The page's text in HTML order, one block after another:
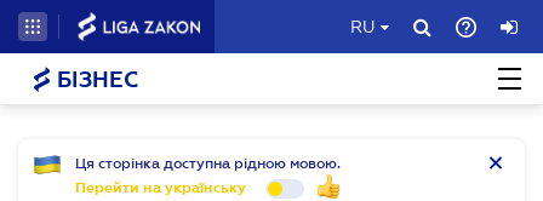
RU
БІЗНЕС
Ця сторінка доступна рідною мовою.
Перейти на українську